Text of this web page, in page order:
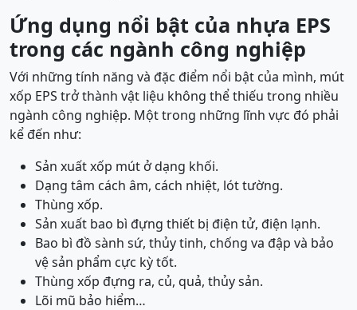
Ứng dụng nổi bật của nhựa EPS
trong các ngành công nghiệp
Với những tính năng và đặc điểm nổi bật của mình, mút
xốp EPS trở thành vật liệu không thể thiếu trong nhiều
ngành công nghiệp. Một trong những lĩnh vực đó phải
kể đến như:
Sản xuất xốp mút ở dạng khối.
Dạng tâm cách âm, cách nhiệt, lót tường.
Thùng xốp.
Sản xuất bao bì đựng thiết bị điện tử, điện lạnh.
Bao bì đồ sành sứ, thủy tinh, chống va đập và bảo
vệ sản phẩm cực kỳ tốt.
Thùng xốp đựng ra, củ, quả, thủy sản.
Lõi mũ bảo hiểm…